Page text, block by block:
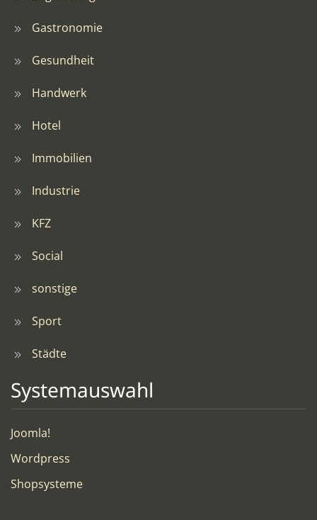
Gastronomie
Gesundheit
Handwerk
Hotel
Immobilien
Industrie
KFZ
Social
sonstige
Sport
Städte
Systemauswahl
Joomla!
Wordpress
Shopsysteme